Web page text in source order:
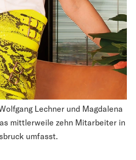
Lechner und Magdalena
mittlerweile zehn Mitarbeiter in
umfasst.